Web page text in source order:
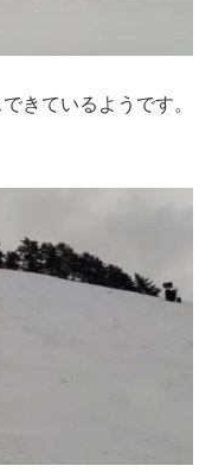
きているようです。